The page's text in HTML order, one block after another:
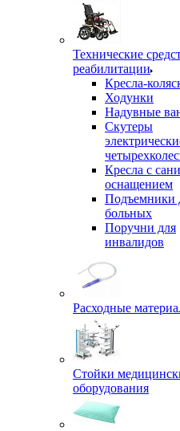
Технические
реабилитации
Кресла-
Ходунки
Надувные
Скутеры
Кресла с
оснащением
Подъемники
больных
Поручни для
инвалидов
Расходные
Стойки
оборудования